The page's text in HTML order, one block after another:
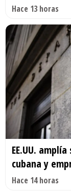
Hace 13 horas
EE.UU.
cubana y
Hace 14 horas